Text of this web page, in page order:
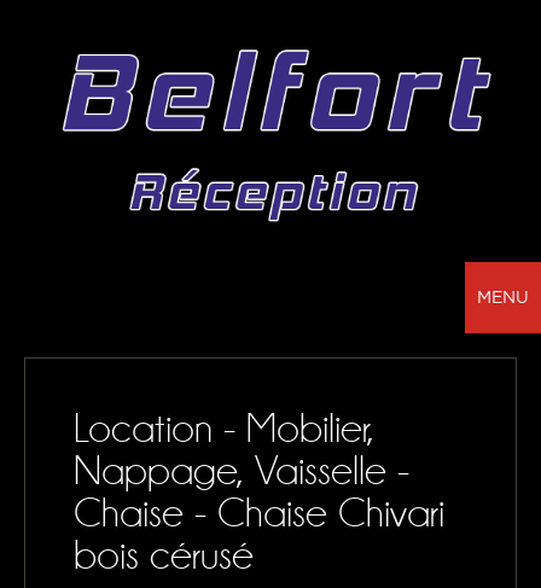
MENU
BELFORT RÉCEPTION - VOTRE PARTENAIRE
SONORISATION, VAISSELLE ET NAPPAGE
NOS RÉALISATIONS
CONTACTS
Location - Mobilier,
Nappage, Vaisselle -
Chaise - Chaise Chivari
bois cérusé